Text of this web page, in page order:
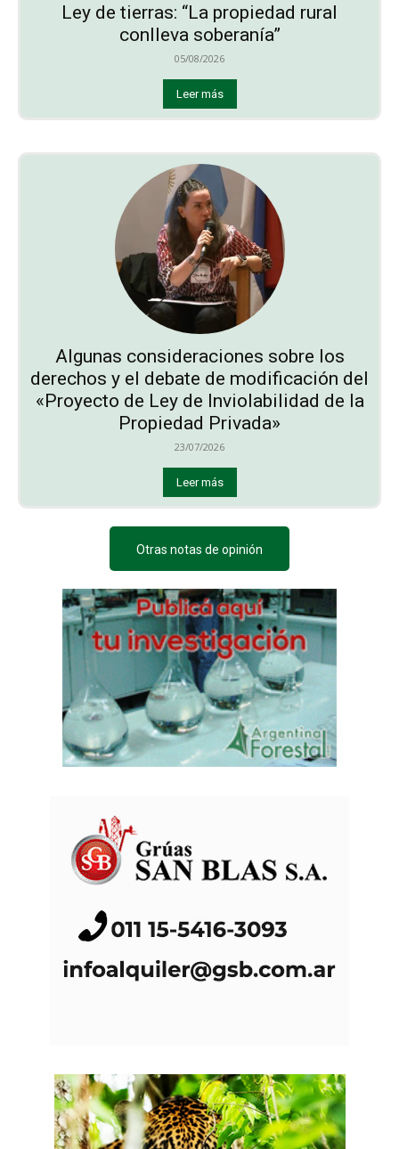
Ley de tierras: “La propiedad rural
conlleva soberanía”
05/08/2026
Leer más
Algunas consideraciones sobre los
derechos y el debate de modificación del
«Proyecto de Ley de Inviolabilidad de la
Propiedad Privada»
23/07/2026
Leer más
Otras notas de opinión